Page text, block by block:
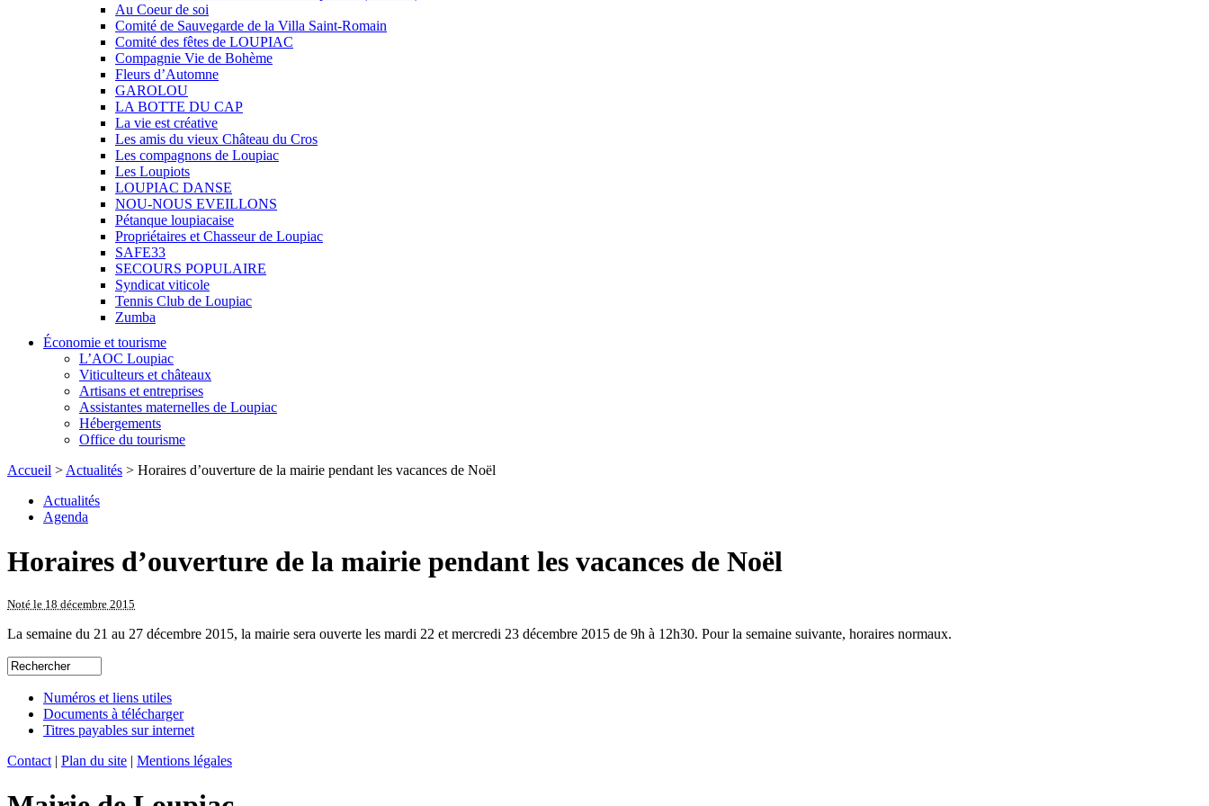
Au Coeur de soi
Comité de Sauvegarde de la Villa Saint-Romain
Comité des fêtes de LOUPIAC
Compagnie Vie de Bohème
Fleurs d’Automne
GAROLOU
LA BOTTE DU CAP
La vie est créative
Les amis du vieux Château du Cros
Les compagnons de Loupiac
Les Loupiots
LOUPIAC DANSE
NOU-NOUS EVEILLONS
Pétanque loupiacaise
Propriétaires et Chasseur de Loupiac
SAFE33
SECOURS POPULAIRE
Syndicat viticole
Tennis Club de Loupiac
Zumba
Économie et tourisme
L’AOC Loupiac
Viticulteurs et châteaux
Artisans et entreprises
Assistantes maternelles de Loupiac
Hébergements
Office du tourisme
Accueil > Actualités > Horaires d’ouverture de la mairie pendant les vacances de Noël
Actualités
Agenda
Horaires d’ouverture de la mairie pendant les vacances de Noël
Noté le 18 décembre 2015
La semaine du 21 au 27 décembre 2015, la mairie sera ouverte les mardi 22 et mercredi 23 décembre 2015 de 9h à 12h30. Pour la semaine suivante, horaires normaux.
Numéros et liens utiles
Documents à télécharger
Titres payables sur internet
Contact | Plan du site | Mentions légales